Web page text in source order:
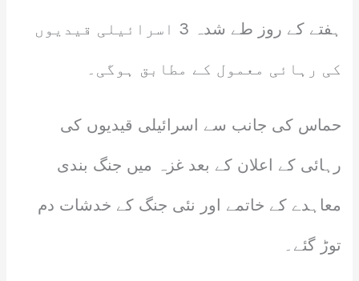
ہفتے کے روز طے شدہ 3 اسرائیلی قیدیوں
کی رہائی معمول کے مطابق ہوگی۔
حماس کی جانب سے اسرائیلی قیدیوں کی
رہائی کے اعلان کے بعد غزہ میں جنگ بندی
معاہدے کے خاتمے اور نئی جنگ کے خدشات دم
توڑ گئے۔